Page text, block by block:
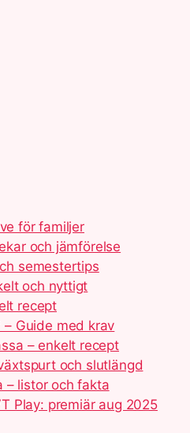
för familjer
och jämförelse
semestertips
och nyttigt
recept
Guide med krav
– enkelt recept
och slutlängd
– listor och fakta
Play: premiär aug 2025